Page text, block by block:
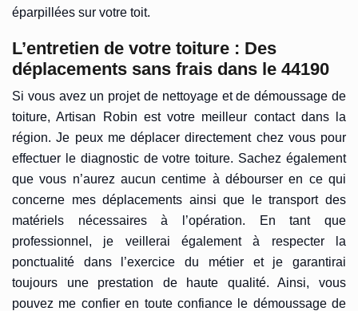
éparpillées sur votre toit.
L’entretien de votre toiture : Des
déplacements sans frais dans le 44190
Si vous avez un projet de nettoyage et de démoussage de
toiture, Artisan Robin est votre meilleur contact dans la
région. Je peux me déplacer directement chez vous pour
effectuer le diagnostic de votre toiture. Sachez également
que vous n’aurez aucun centime à débourser en ce qui
concerne mes déplacements ainsi que le transport des
matériels nécessaires à l’opération. En tant que
professionnel, je veillerai également à respecter la
ponctualité dans l’exercice du métier et je garantirai
toujours une prestation de haute qualité. Ainsi, vous
pouvez me confier en toute confiance le démoussage de